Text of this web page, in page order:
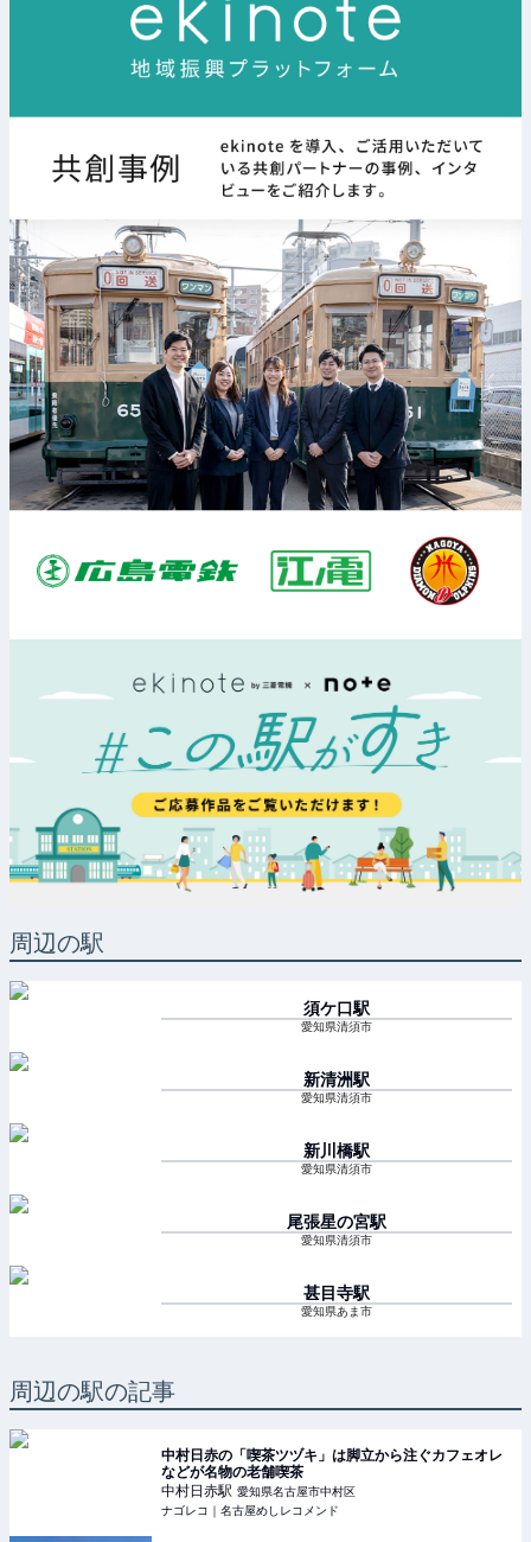
周辺の駅
須ケ口駅
愛知県清須市
新清洲駅
愛知県清須市
新川橋駅
愛知県清須市
尾張星の宮駅
愛知県清須市
甚目寺駅
愛知県あま市
周辺の駅の記事
中村日赤の「喫茶ツヅキ」は脚立から注ぐカフェオレ
などが名物の老舗喫茶
中村日赤駅 愛知県名古屋市中村区
ナゴレコ｜名古屋めしレコメンド